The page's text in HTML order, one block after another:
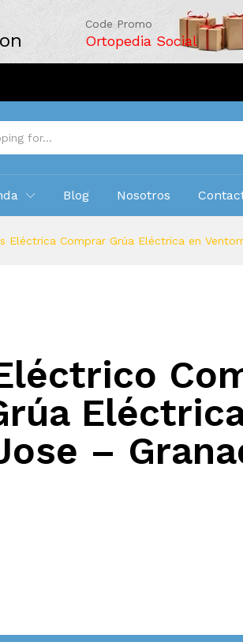
Code Promo
Ortopedia Social
Blog Nosotros
Comprar Grúa Eléctrica en
–